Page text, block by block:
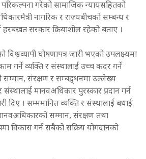
गरेको सामाजिक न्यायसहितको
नागरिक र राज्यबीचको सम्बन्ध र
हरबखत सरकार क्रियाशील रहेको बताए ।
घोषणापत्र जारी भएको उपलक्ष्यमा
गर्ने व्यक्ति र संस्थालाई उच्च कदर गर्ने
संरक्षण र सम्बद्र्धनमा उल्लेख्य
मानवअधिकार पुरस्कार प्रदान गर्न
दिए । सम्ममानित व्यक्ति र संस्थालाई बधाई
मानवअधिकारको सम्मान, संरक्षण तथा
विकास गर्न सबैको सक्रिय योगदानको